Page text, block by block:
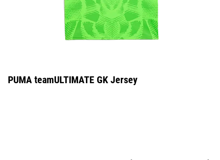
PUMA teamULTIMATE GK Jersey